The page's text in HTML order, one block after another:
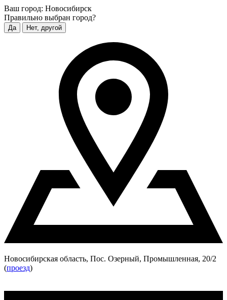
Ваш город: Новосибирск
Правильно выбран город?
Да Нет, другой
Новосибирская область, Пос. Озерный, Промышленная, 20/2
(проезд)